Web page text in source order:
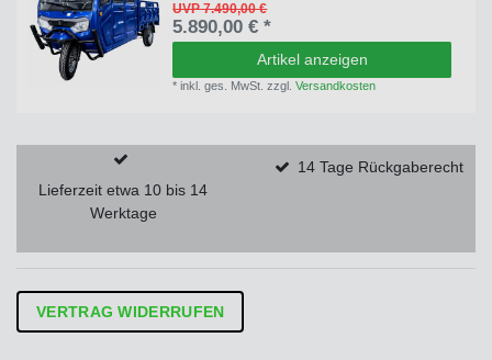
UVP 7.490,00 €
5.890,00 € *
Artikel anzeigen
*inkl. ges. MwSt. zzgl.Versandkosten
Lieferzeit etwa 10 bis 14
Werktage
14 Tage Rückgaberecht
VERTRAG WIDERRUFEN